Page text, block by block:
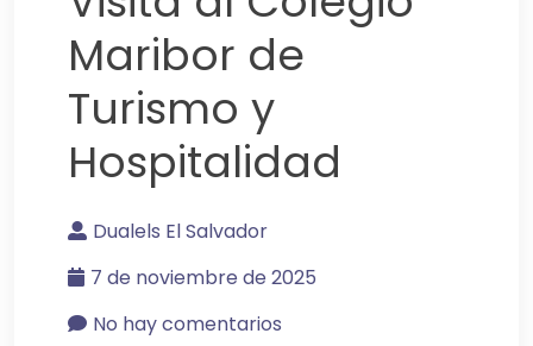
Maribor de
Turismo y
Hospitalidad
Dualels El Salvador
7 de noviembre de 2025
No hay comentarios